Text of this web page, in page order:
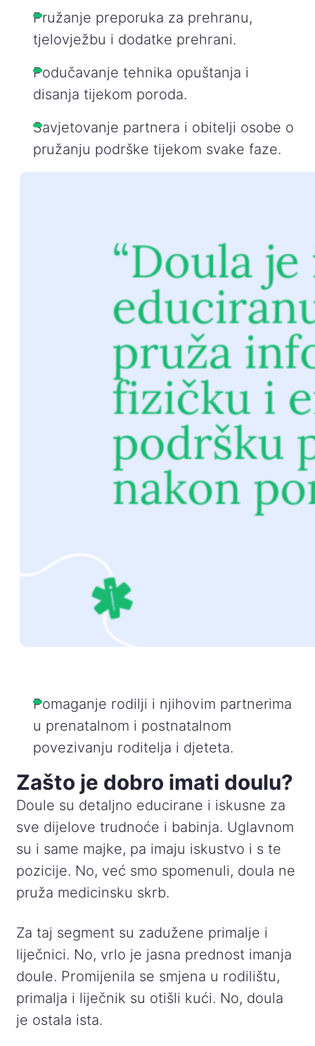
Pružanje preporuka za prehranu,
tjelovježbu i dodatke prehrani.
Podučavanje tehnika opuštanja i
disanja tijekom poroda.
Savjetovanje partnera i obitelji osobe o
pružanju podrške tijekom svake faze.
Pomaganje rodilji i njihovim partnerima
u prenatalnom i postnatalnom
povezivanju roditelja i djeteta.
Zašto je dobro imati doulu?
Doule su detaljno educirane i iskusne za
sve dijelove trudnoće i babinja. Uglavnom
su i same majke, pa imaju iskustvo i s te
pozicije. No, već smo spomenuli, doula ne
pruža medicinsku skrb.
Za taj segment su zadužene primalje i
liječnici. No, vrlo je jasna prednost imanja
doule. Promijenila se smjena u rodilištu,
primalja i liječnik su otišli kući. No, doula
je ostala ista.